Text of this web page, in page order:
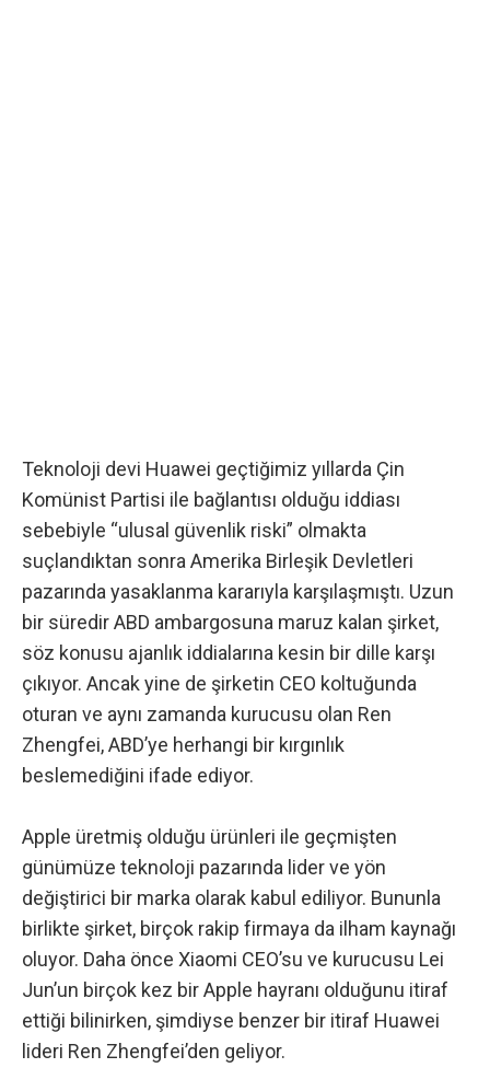
Teknoloji devi Huawei geçtiğimiz yıllarda Çin
Komünist Partisi ile bağlantısı olduğu iddiası
sebebiyle “ulusal güvenlik riski” olmakta
suçlandıktan sonra Amerika Birleşik Devletleri
pazarında yasaklanma kararıyla karşılaşmıştı. Uzun
bir süredir ABD ambargosuna maruz kalan şirket,
söz konusu ajanlık iddialarına kesin bir dille karşı
çıkıyor. Ancak yine de şirketin CEO koltuğunda
oturan ve aynı zamanda kurucusu olan Ren
Zhengfei, ABD’ye herhangi bir kırgınlık
beslemediğini ifade ediyor.
Apple üretmiş olduğu ürünleri ile geçmişten
günümüze teknoloji pazarında lider ve yön
değiştirici bir marka olarak kabul ediliyor. Bununla
birlikte şirket, birçok rakip firmaya da ilham kaynağı
oluyor. Daha önce Xiaomi CEO’su ve kurucusu Lei
Jun’un birçok kez bir Apple hayranı olduğunu itiraf
ettiği bilinirken, şimdiyse benzer bir itiraf Huawei
lideri Ren Zhengfei’den geliyor.